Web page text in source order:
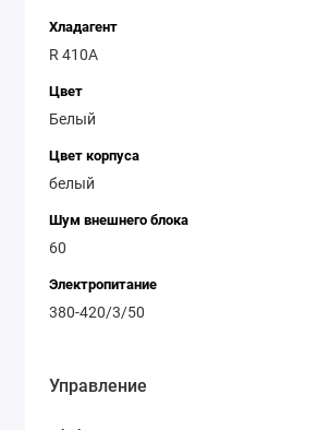
Хладагент
R 410A
Цвет
Белый
Цвет корпуса
белый
Шум внешнего блока
60
Электропитание
380-420/3/50
Управление